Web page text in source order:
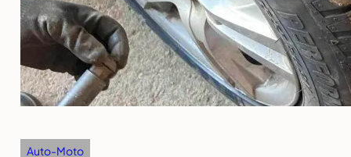
Auto-Moto